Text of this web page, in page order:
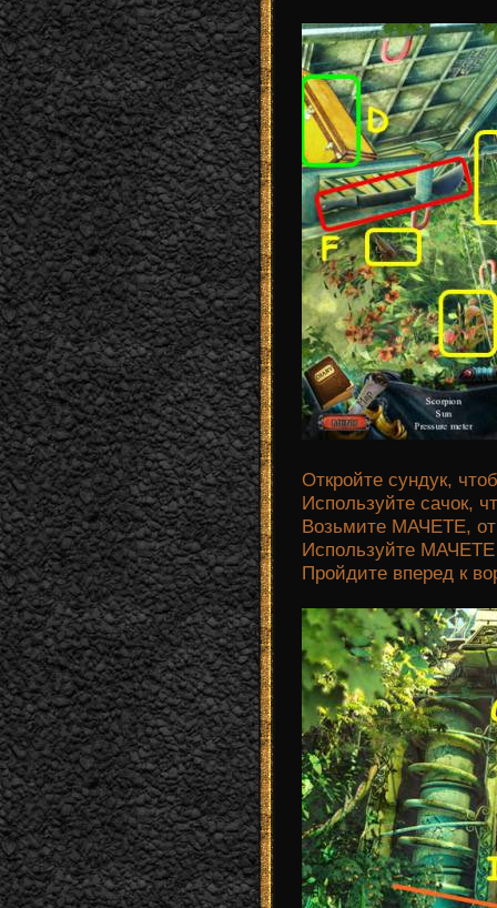
Откройте сундук,
Используйте сачок,
Возьмите МАЧЕТЕ,
Используйте МАЧЕТЕ
Пройдите вперед к